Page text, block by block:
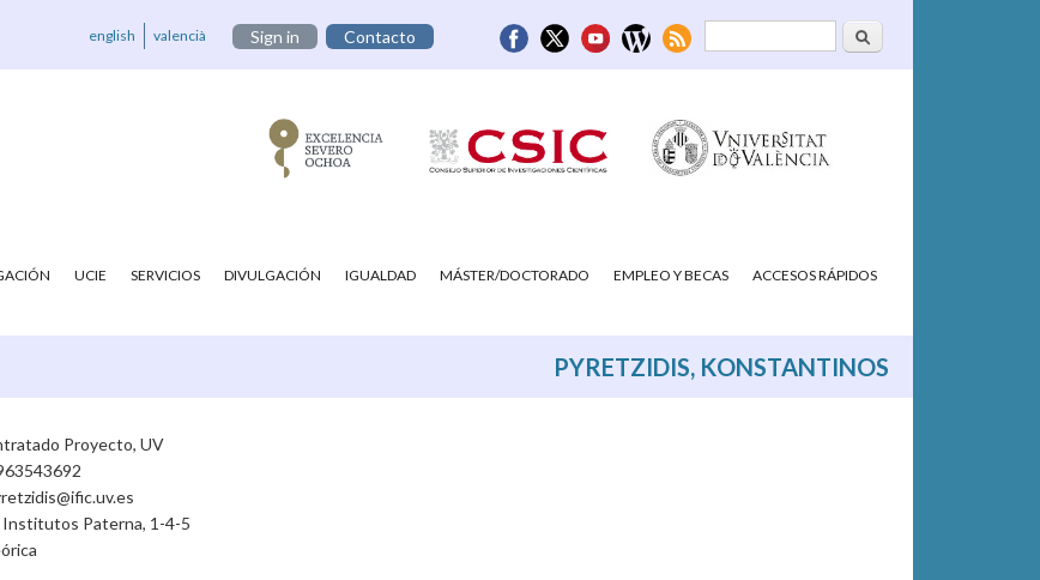
Formulario deBuscar
english valencià Sign in Contacto
UCIE SERVICIOS DIVULGACIÓN IGUALDAD MÁSTER/DOCTORADO EMPLEO Y BECAS ACCESOS RÁPIDOS
PYRETZIDIS, KONSTANTINOS
Proyecto, UV
Institutos Paterna, 1-4-5